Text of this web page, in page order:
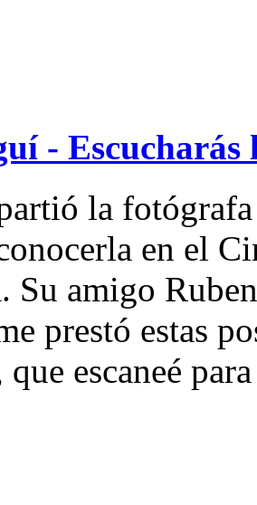
- Escucharás
la
en el
Su amigo
prestó estas
escaneé